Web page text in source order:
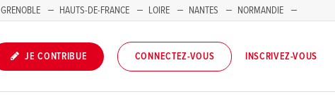
GRENOBLE HAUTS-DE-FRANCE LOIRE NANTES
NORMANDIE
JE CONTRIBUE CONNECTEZ-VOUS INSCRIVEZ-VOUS